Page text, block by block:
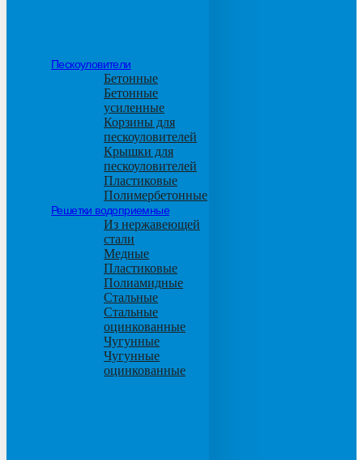
Пескоуловители
Бетонные
Бетонные
усиленные
Корзины для
пескоуловителей
Крышки для
пескоуловителей
Пластиковые
Полимербетонные
Решетки водоприемные
Из нержавеющей
стали
Медные
Пластиковые
Полиамидные
Стальные
Стальные
оцинкованные
Чугунные
Чугунные
оцинкованные